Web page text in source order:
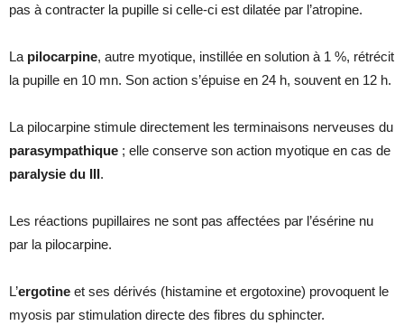
pas à contracter la pupille si celle-ci est dilatée par l’atropine.
La pilocarpine, autre myotique, instillée en solution à 1 %, rétrécit
la pupille en 10 mn. Son action s’épuise en 24 h, souvent en 12 h.
La pilocarpine stimule directement les terminaisons nerveuses du
parasympathique ; elle conserve son action myotique en cas de
paralysie du III.
Les réactions pupillaires ne sont pas affectées par l’ésérine nu
par la pilocarpine.
L’ergotine et ses dérivés (histamine et ergotoxine) provoquent le
myosis par stimulation directe des fibres du sphincter.